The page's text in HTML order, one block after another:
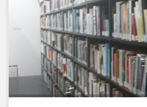
form